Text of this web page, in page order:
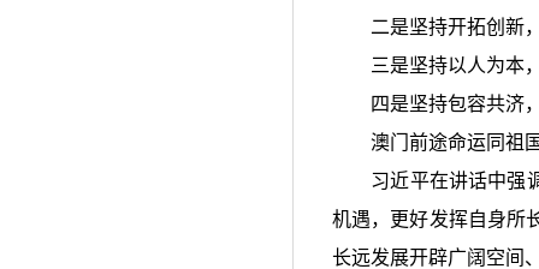
二是坚持开拓创新，
三是坚持以人为本，
四是坚持包容共济，
澳门前途命运同祖国
习近平在讲话中强调
机遇，更好发挥自身所
长远发展开辟广阔空间